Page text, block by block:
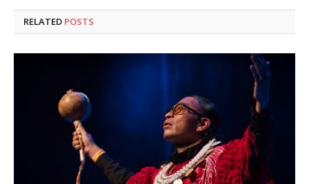
RELATED POSTS